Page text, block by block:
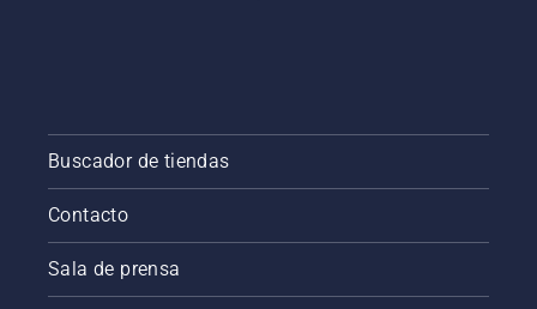
Buscador de tiendas
Contacto
Sala de prensa